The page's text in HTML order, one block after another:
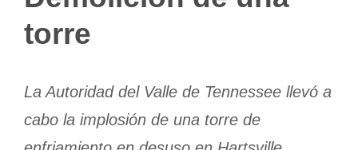
torre
La Autoridad del Valle de Tennessee llevó a
cabo la implosión de una torre de